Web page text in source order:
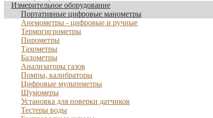
Измерительное оборудование
Портативные цифровые манометры
Анемометры - цифровые и ручные
Термогигрометры
Пирометры
Тахометры
Балометры
Анализаторы газов
Помпы, калибраторы
Цифровые мультиметры
Шумомеры
Установка для поверки датчиков
Тестеры воды